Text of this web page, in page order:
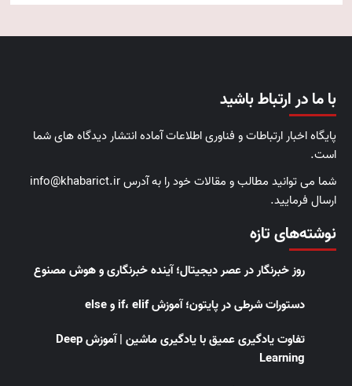
با ما در ارتباط باشید
پایگاه اخبار ارتباطات و فناوری اطلاعات آماده انتشار دیدگاه های شما
است.
شما می توانید مطالب و مقالات خود را به آدرس info@khabarict.ir
ارسال فرمایید.
نوشته‌های تازه
روز خبرنگار در عصر دیجیتال؛ آینده خبرنگاری و هوش مصنوع
دستورات شرطی در پایتون؛ آموزش if، elif و else
تفاوت یادگیری عمیق با یادگیری ماشین | آموزش Deep
Learning